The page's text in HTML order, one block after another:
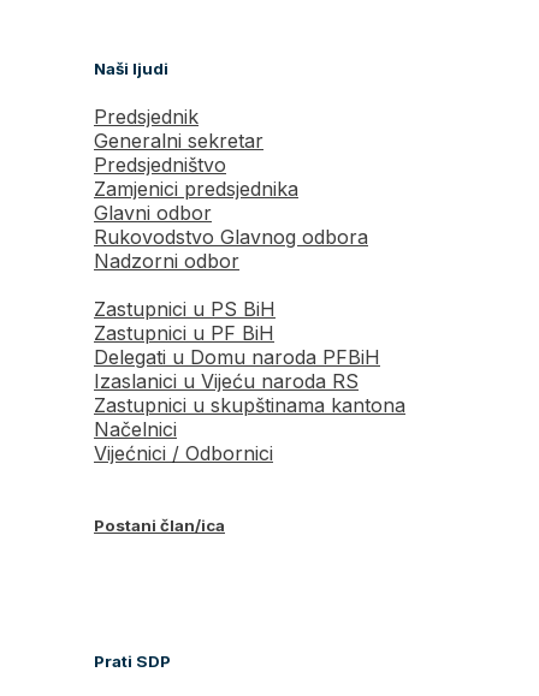
Naši ljudi
Predsjednik
Generalni sekretar
Predsjedništvo
Zamjenici predsjednika
Glavni odbor
Rukovodstvo Glavnog odbora
Nadzorni odbor
Zastupnici u PS BiH
Zastupnici u PF BiH
Delegati u Domu naroda PFBiH
Izaslanici u Vijeću naroda RS
Zastupnici u skupštinama kantona
Načelnici
Vijećnici / Odbornici
Postani član/ica
Prati SDP